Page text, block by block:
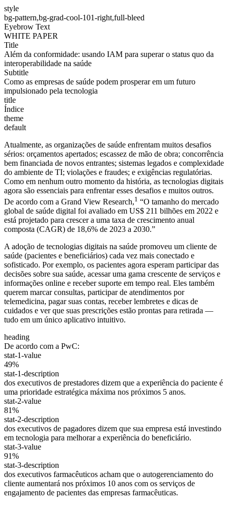
style
bg-pattern,bg-grad-cool-101-right,full-bleed
Eyebrow Text
WHITE PAPER
Title
Além da conformidade: usando IAM para superar o status quo da
interoperabilidade na saúde
Subtitle
Como as empresas de saúde podem prosperar em um futuro
impulsionado pela tecnologia
title
Índice
theme
default
Atualmente, as organizações de saúde enfrentam muitos desafios
sérios: orçamentos apertados; escassez de mão de obra; concorrência
bem financiada de novos entrantes; sistemas legados e complexidade
do ambiente de TI; violações e fraudes; e exigências regulatórias.
Como em nenhum outro momento da história, as tecnologias digitais
agora são essenciais para enfrentar esses desafios e muitos outros.
De acordo com a Grand View Research,1 “O tamanho do mercado
global de saúde digital foi avaliado em US$ 211 bilhões em 2022 e
está projetado para crescer a uma taxa de crescimento anual
composta (CAGR) de 18,6% de 2023 a 2030.”
A adoção de tecnologias digitais na saúde promoveu um cliente de
saúde (pacientes e beneficiários) cada vez mais conectado e
sofisticado. Por exemplo, os pacientes agora esperam participar das
decisões sobre sua saúde, acessar uma gama crescente de serviços e
informações online e receber suporte em tempo real. Eles também
querem marcar consultas, participar de atendimentos por
telemedicina, pagar suas contas, receber lembretes e dicas de
cuidados e ver que suas prescrições estão prontas para retirada —
tudo em um único aplicativo intuitivo.
heading
De acordo com a PwC:
stat-1-value
49%
stat-1-description
dos executivos de prestadores dizem que a experiência do paciente é
uma prioridade estratégica máxima nos próximos 5 anos.
stat-2-value
81%
stat-2-description
dos executivos de pagadores dizem que sua empresa está investindo
em tecnologia para melhorar a experiência do beneficiário.
stat-3-value
91%
stat-3-description
dos executivos farmacêuticos acham que o autogerenciamento do
cliente aumentará nos próximos 10 anos com os serviços de
engajamento de pacientes das empresas farmacêuticas.